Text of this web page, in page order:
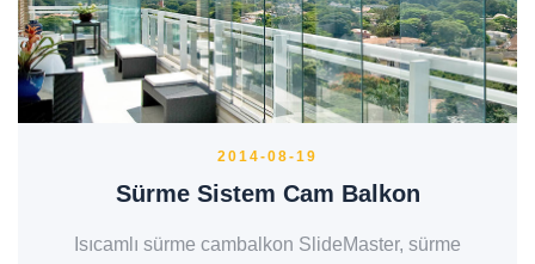
2014-08-19
Sürme Sistem Cam Balkon
Isıcamlı sürme cambalkon SlideMaster, sürme